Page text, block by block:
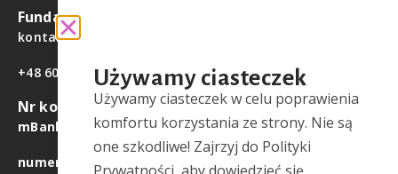
Fundacja Ayola
kontakt@fundacjaayola.pl
+48 608 468 918
Nr konta
mBank 41 1140 2004 0000 3702 8134 6715
numer IBANPL 41 1140 2004 0000 3702 8134 6715
Używamy ciasteczek
Używamy ciasteczek w celu poprawienia
komfortu korzystania ze strony. Nie są
one szkodliwe! Zajrzyj do Polityki